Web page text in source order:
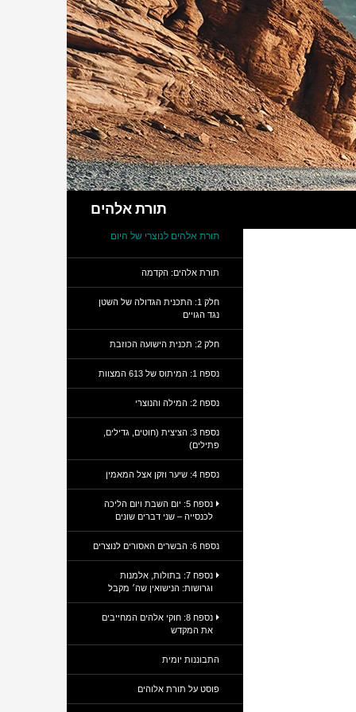
תורת אלהים
תורת אלהים לנוצרי של היום
תורת אלהים: הקדמה
חלק 1: התכנית הגדולה של השטן
נגד הגויים
חלק 2: תכנית הישועה הכוזבת
נספח 1: המיתוס של 613 המצוות
נספח 2: המילה והנוצרי
נספח 3: הציצית (חוטים, גדילים,
פתילים)
נספח 4: שיער וזקן אצל המאמין
נספח 5: יום השבת ויום הליכה
לכנסייה – שני דברים שונים
נספח 6: הבשרים האסורים לנוצרים
נספח 7: בתולות, אלמנות
וגרושות: הנישואין שה׳ מקבל
נספח 8: חוקי אלהים המחייבים
את המקדש
התבוננות יומית
פוסט על תורת אלוהים